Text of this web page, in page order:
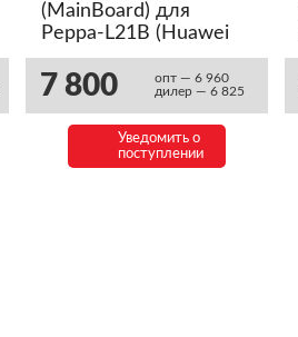
(MainBoard) для
Peppa-L21B (Huawei
P-smart 2021)
(03033YAM)
7 800
опт — 6 960
дилер — 6 825
Уведомить о
поступлении